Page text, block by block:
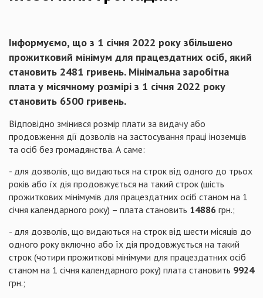
Інформуємо, що з 1 січня 2022 року збільшено
прожитковий мінімум для працездатних осіб, який
становить 2481 гривень. Мінімальна заробітна
плата у місячному розмірі з 1 січня 2022 року
становить 6500 гривень.
Відповідно змінився розмір плати за видачу або
продовження дії дозволів на застосування праці іноземців
та осіб без громадянства. А саме:
- для дозволів, що видаються на строк від одного до трьох
років або їх дія продовжується на такий строк (шість
прожиткових мінімумів для працездатних осіб станом на 1
січня календарного року) – плата становить 14886 грн.;
- для дозволів, що видаються на строк від шести місяців до
одного року включно або їх дія продовжується на такий
строк (чотири прожиткові мінімуми для працездатних осіб
станом на 1 січня календарного року) плата становить 9924
грн.;